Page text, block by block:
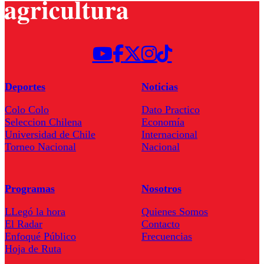
Deportes
Colo Colo
Seleccion Chilena
Universidad de Chile
Torneo Nacional
Noticias
Dato Practico
Economía
Internacional
Nacional
Programas
LLegó la hora
El Radar
Enfoqué Público
Hoja de Ruta
Nosotros
Quienes Somos
Contacto
Frecuencias